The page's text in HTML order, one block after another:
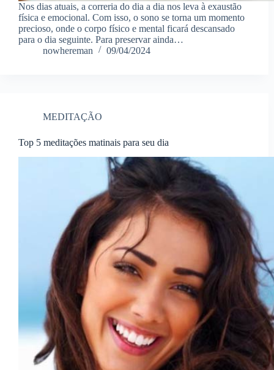
Nos dias atuais, a correria do dia a dia nos leva à exaustão
física e emocional. Com isso, o sono se torna um momento
precioso, onde o corpo físico e mental ficará descansado
para o dia seguinte. Para preservar ainda…
nowhereman
09/04/2024
MEDITAÇÃO
Top 5 meditações matinais para seu dia